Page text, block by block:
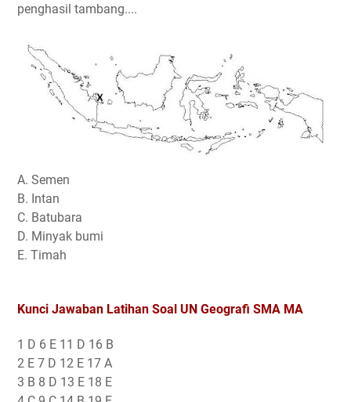
penghasil tambang....
A. Semen
B. Intan
C. Batubara
D. Minyak bumi
E. Timah
Kunci Jawaban Latihan Soal UN Geografi SMA MA
1 D 6 E 11 D 16 B
2 E 7 D 12 E 17 A
3 B 8 D 13 E 18 E